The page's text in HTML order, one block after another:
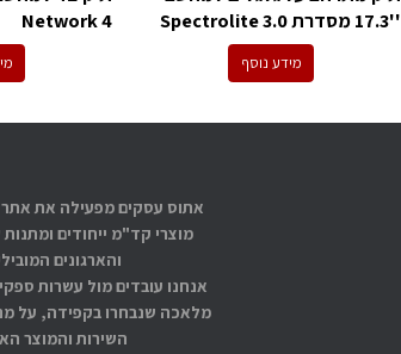
''17.3 מסדרת Spectrolite 3.0
מידע נוסף
Network 4
מוצרי קד"מ ייחודים
והארגונים
אנחנו עובדים מול עשרות
מלאכה שנבחרו בקפידה, על
השירות והמוצר